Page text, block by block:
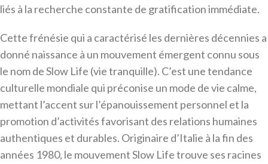
liés à la recherche constante de gratification immédiate.
Cette frénésie qui a caractérisé les dernières décennies a
donné naissance à un mouvement émergent connu sous
le nom de Slow Life (vie tranquille). C’est une tendance
culturelle mondiale qui préconise un mode de vie calme,
mettant l’accent sur l’épanouissement personnel et la
promotion d’activités favorisant des relations humaines
authentiques et durables. Originaire d’Italie à la fin des
années 1980, le mouvement Slow Life trouve ses racines